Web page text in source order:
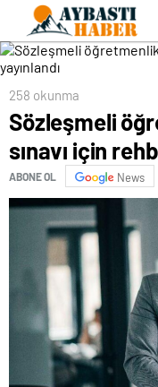
258 okunma
Sözleşmeli
sınavı için
ABONE OL News